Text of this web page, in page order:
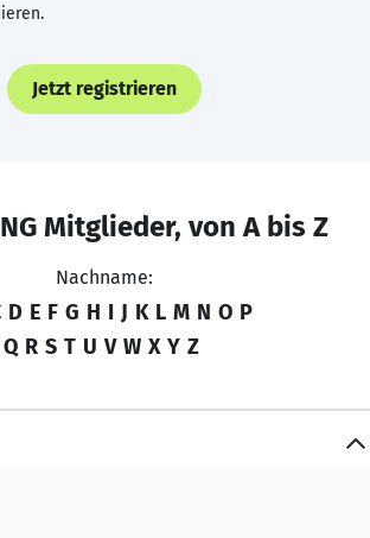
Jetzt registrieren
Mitglieder, von A bis Z
Nachname:
D E F G H I J K L M N O P
Q R S T U V W X Y Z